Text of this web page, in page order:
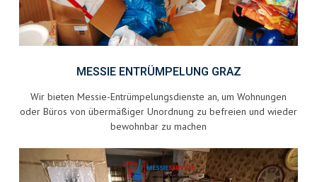
MESSIE ENTRÜMPELUNG GRAZ
Wir bieten Messie-Entrümpelungsdienste an, um Wohnungen
oder Büros von übermäßiger Unordnung zu befreien und wieder
bewohnbar zu machen